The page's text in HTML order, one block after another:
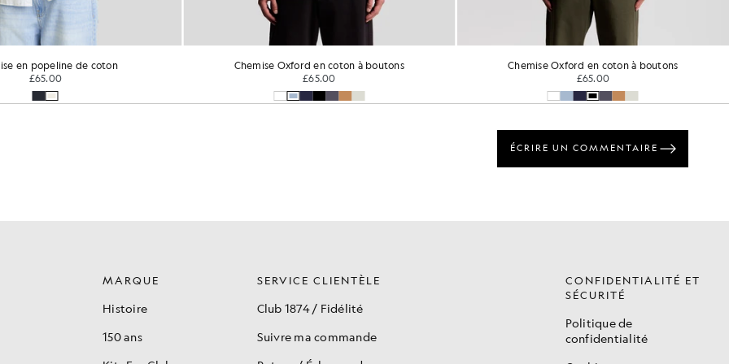
en popeline de coton
£65.00
Chemise Oxford en coton à boutons
£65.00
Chemise Oxford en coton à boutons
£65.00
MARQUE
Histoire
150 ans
SERVICE CLIENTÈLE
Club 1874 / Fidélité
Suivre ma commande
CONFIDENTIALITÉ ET
SÉCURITÉ
Politique de
confidentialité